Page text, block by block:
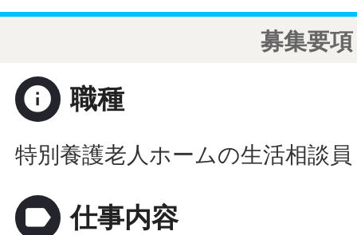
募集要項
info 職種
特別養護老人ホームの生活相談員
label 仕事内容